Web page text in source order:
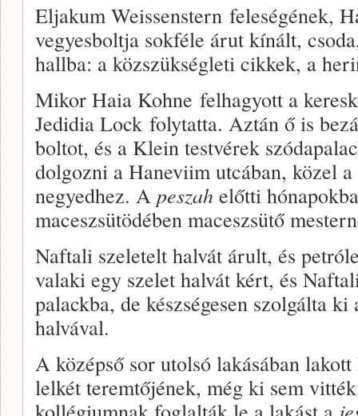
Eljakum Weissenstern feleségének,
vegyesboltja sokféle árut kínált,
hallba: a közszükségleti cikkek, a
Mikor Haia Kohne felhagyott a
Jedidia Lock folytatta. Aztán ő is
boltot, és a Klein testvérek
dolgozni a Haneviim utcában, közel
negyedhez. A peszah előtti
maceszsütödében maceszsütő
Naftali szeletelt halvát árult, és
valaki egy szelet halvát kért, és
palackba, de készségesen szolgálta
halvával.
A középső sor utolsó lakásában
lelkét teremtőjének, még ki sem